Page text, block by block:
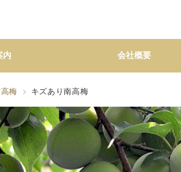
内 会社概要
梅 キズあり南高梅